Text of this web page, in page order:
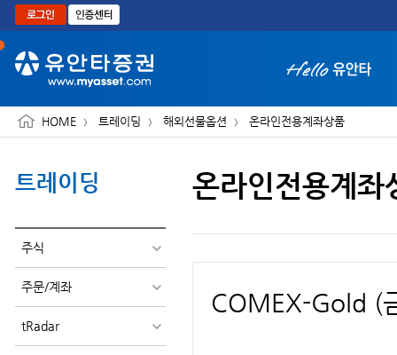
본문으로 바로가기
HOME 트레이딩 해외선물옵션 온라인전용계좌상품
트레이딩
주식
주문/계좌
tRadar
온라인전용계좌
COMEX-Gold (